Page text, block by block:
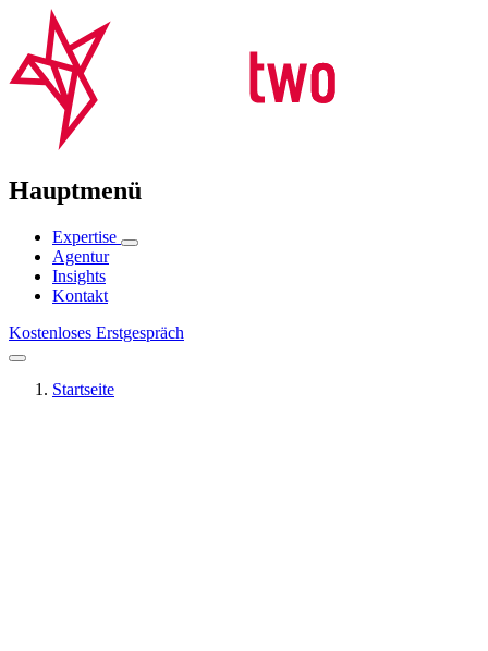
Hauptmenü
Expertise
Agentur
Insights
Kontakt
Kostenloses Erstgespräch
Startseite